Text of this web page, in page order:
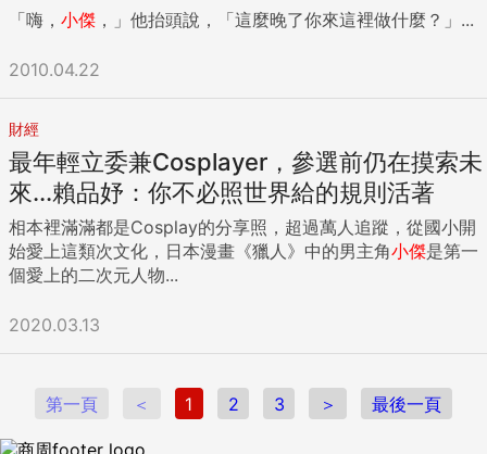
「嗨， 小傑 ，」他抬頭說，「這麼晚了你來這裡做什麼？」...
2010.04.22
財經
最年輕立委兼Cosplayer，參選前仍在摸索未
來...賴品妤：你不必照世界給的規則活著
相本裡滿滿都是Cosplay的分享照，超過萬人追蹤，從國小開
始愛上這類次文化，日本漫畫《獵人》中的男主角小傑是第一
個愛上的二次元人物...
2020.03.13
第一頁 ＜ 1 2 3 ＞ 最後一頁